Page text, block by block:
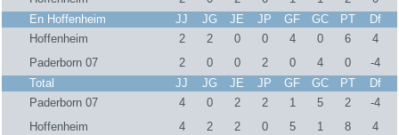
En Hoffenheim
JJ JG JE JP GF GC PT
Df
Hoffenheim
2 2 0 0 4 0 6
4
Paderborn 07
2 0 0 2 0 4 0
-4
Total
JJ JG JE JP GF GC PT
Df
Paderborn 07
4 0 2 2 1 5 2
-4
Hoffenheim
4 2 2 0 5 1 8 4